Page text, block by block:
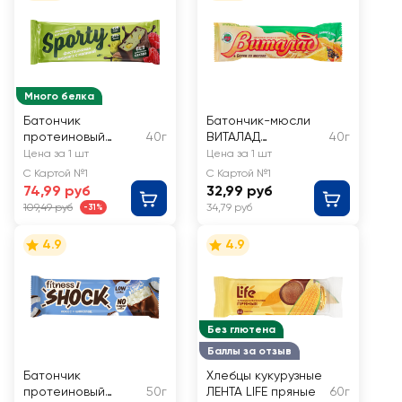
Много белка
Батончик
протеиновый
SPORTY
Фисташковая
меренга с
малиной,
глазированный
40г
Цена за 1 шт
С Картой №1
74,99 руб
109,49 руб -31%
Батончик-мюсли
ВИТАЛАД
Тропический
40г
Цена за 1 шт
С Картой №1
32,99 руб
34,79 руб
4.9
Батончик
протеиновый
50г
Без глютена
Баллы за отзыв
4.9
Хлебцы кукурузные
ЛЕНТА LIFE пряные
60г